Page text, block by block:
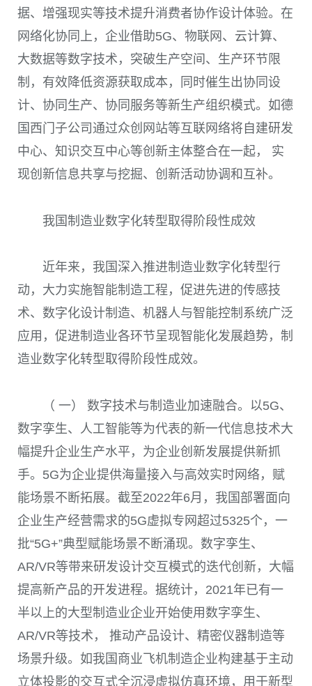
据、增强现实等技术提升消费者协作设计体验。在
网络化协同上，企业借助5G、物联网、云计算、
大数据等数字技术，突破生产空间、生产环节限
制，有效降低资源获取成本，同时催生出协同设
计、协同生产、协同服务等新生产组织模式。如德
国西门子公司通过众创网站等互联网络将自建研发
中心、知识交互中心等创新主体整合在一起， 实
现创新信息共享与挖掘、创新活动协调和互补。
我国制造业数字化转型取得阶段性成效
近年来，我国深入推进制造业数字化转型行
动，大力实施智能制造工程，促进先进的传感技
术、数字化设计制造、机器人与智能控制系统广泛
应用，促进制造业各环节呈现智能化发展趋势，制
造业数字化转型取得阶段性成效。
（ 一） 数字技术与制造业加速融合。以5G、
数字孪生、人工智能等为代表的新一代信息技术大
幅提升企业生产水平，为企业创新发展提供新抓
手。 5G为企业提供海量接入与高效实时网络，赋
能场景不断拓展。截至2022年6月，我国部署面向
企业生产经营需求的5G虚拟专网超过5325个，一
批“5G+”典型赋能场景不断涌现。数字孪生、
AR/VR等带来研发设计交互模式的迭代创新，大幅
提高新产品的开发进程。据统计， 2021年已有一
半以上的大型制造业企业开始使用数字孪生、
AR/VR等技术， 推动产品设计、精密仪器制造等
场景升级。如我国商业飞机制造企业构建基于主动
立体投影的交互式全沉浸虚拟仿真环境，用于新型